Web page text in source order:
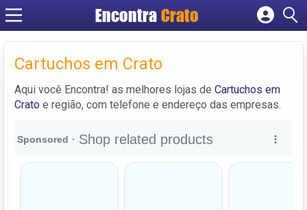
Encontra Crato
Cadastrar empresa
Criar conta
Cartuchos em Crato
Aqui você Encontra! as melhores lojas de Cartuchos em
Crato e região, com telefone e endereço das empresas.